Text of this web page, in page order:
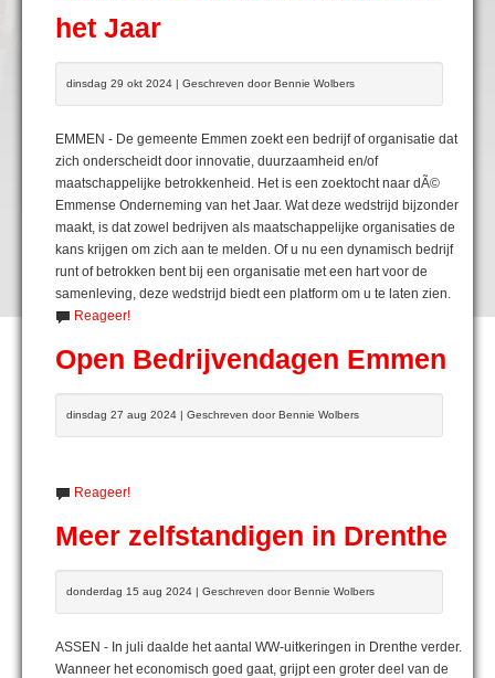
het Jaar
dinsdag 29 okt 2024 | Geschreven door Bennie Wolbers
EMMEN - De gemeente Emmen zoekt een bedrijf of organisatie dat
zich onderscheidt door innovatie, duurzaamheid en/of
maatschappelijke betrokkenheid. Het is een zoektocht naar dÃ©
Emmense Onderneming van het Jaar. Wat deze wedstrijd bijzonder
maakt, is dat zowel bedrijven als maatschappelijke organisaties de
kans krijgen om zich aan te melden. Of u nu een dynamisch bedrijf
runt of betrokken bent bij een organisatie met een hart voor de
samenleving, deze wedstrijd biedt een platform om u te laten zien.
Reageer!
Open Bedrijvendagen Emmen
dinsdag 27 aug 2024 | Geschreven door Bennie Wolbers
Reageer!
Meer zelfstandigen in Drenthe
donderdag 15 aug 2024 | Geschreven door Bennie Wolbers
ASSEN - In juli daalde het aantal WW-uitkeringen in Drenthe verder.
Wanneer het economisch goed gaat, grijpt een groter deel van de